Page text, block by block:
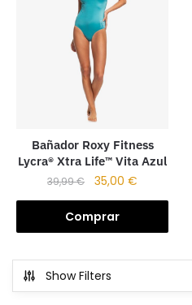
Bañador Roxy Fitness
Lycra® Xtra Life™ Vita Azul
39,99€ 35,00€
Comprar
Show Filters